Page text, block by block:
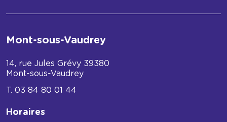
Mont-sous-Vaudrey
14, rue Jules Grévy 39380
Mont-sous-Vaudrey
03 84 80 01 44
Horaires